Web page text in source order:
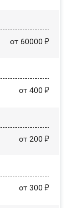
от 60000 ₽
от 400 ₽
от 200 ₽
от 300 ₽